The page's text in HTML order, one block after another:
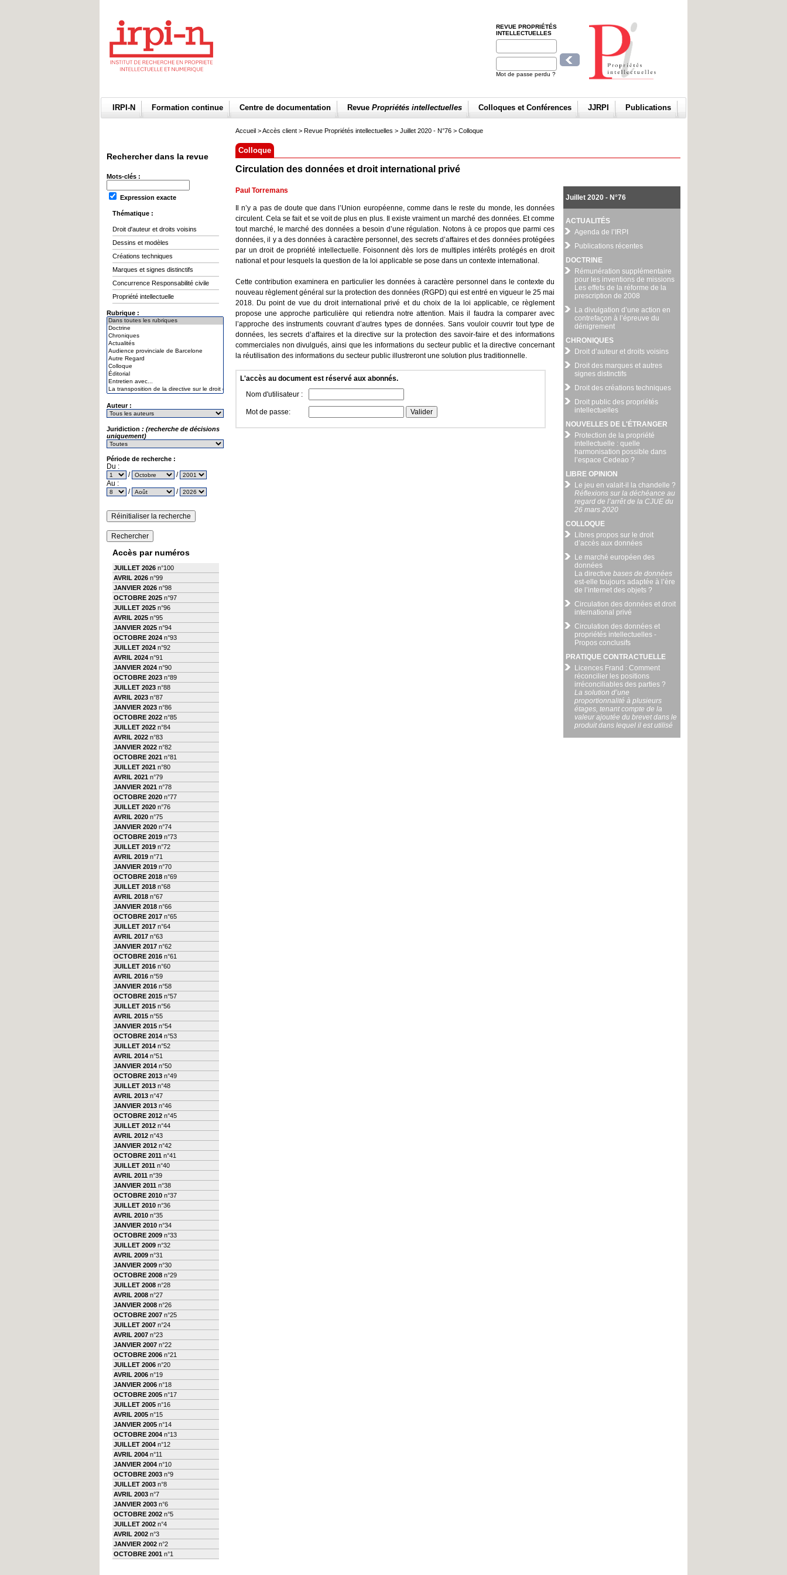
REVUE PROPRIÉTÉS
INTELLECTUELLES
Mot de passe perdu ?
IRPI-N Formation continue Centre de documentation Revue Propriétés intellectuelles Colloques et Conférences JJRPI Publications
Rechercher dans la revue
Mots-clés :
Expression exacte
Thématique :
Droit d'auteur et droits voisins
Dessins et modèles
Créations techniques
Marques et signes distinctifs
Concurrence Responsabilité civile
Propriété intellectuelle
Rubrique :
Auteur :
Juridiction : (recherche de décisions
uniquement)
Période de recherche :
Du :
/
/
Au :
/
/
Accès par numéros
JUILLET 2026 n°100
AVRIL 2026 n°99
JANVIER 2026 n°98
OCTOBRE 2025 n°97
JUILLET 2025 n°96
AVRIL 2025 n°95
JANVIER 2025 n°94
OCTOBRE 2024 n°93
JUILLET 2024 n°92
AVRIL 2024 n°91
JANVIER 2024 n°90
OCTOBRE 2023 n°89
JUILLET 2023 n°88
AVRIL 2023 n°87
JANVIER 2023 n°86
OCTOBRE 2022 n°85
JUILLET 2022 n°84
AVRIL 2022 n°83
JANVIER 2022 n°82
OCTOBRE 2021 n°81
JUILLET 2021 n°80
AVRIL 2021 n°79
JANVIER 2021 n°78
OCTOBRE 2020 n°77
JUILLET 2020 n°76
AVRIL 2020 n°75
JANVIER 2020 n°74
OCTOBRE 2019 n°73
JUILLET 2019 n°72
AVRIL 2019 n°71
JANVIER 2019 n°70
OCTOBRE 2018 n°69
JUILLET 2018 n°68
AVRIL 2018 n°67
JANVIER 2018 n°66
OCTOBRE 2017 n°65
JUILLET 2017 n°64
AVRIL 2017 n°63
JANVIER 2017 n°62
OCTOBRE 2016 n°61
JUILLET 2016 n°60
AVRIL 2016 n°59
JANVIER 2016 n°58
OCTOBRE 2015 n°57
JUILLET 2015 n°56
AVRIL 2015 n°55
JANVIER 2015 n°54
OCTOBRE 2014 n°53
JUILLET 2014 n°52
AVRIL 2014 n°51
JANVIER 2014 n°50
OCTOBRE 2013 n°49
JUILLET 2013 n°48
AVRIL 2013 n°47
JANVIER 2013 n°46
OCTOBRE 2012 n°45
JUILLET 2012 n°44
AVRIL 2012 n°43
JANVIER 2012 n°42
OCTOBRE 2011 n°41
JUILLET 2011 n°40
AVRIL 2011 n°39
JANVIER 2011 n°38
OCTOBRE 2010 n°37
JUILLET 2010 n°36
AVRIL 2010 n°35
JANVIER 2010 n°34
OCTOBRE 2009 n°33
JUILLET 2009 n°32
AVRIL 2009 n°31
JANVIER 2009 n°30
OCTOBRE 2008 n°29
JUILLET 2008 n°28
AVRIL 2008 n°27
JANVIER 2008 n°26
OCTOBRE 2007 n°25
JUILLET 2007 n°24
AVRIL 2007 n°23
JANVIER 2007 n°22
OCTOBRE 2006 n°21
JUILLET 2006 n°20
AVRIL 2006 n°19
JANVIER 2006 n°18
OCTOBRE 2005 n°17
JUILLET 2005 n°16
AVRIL 2005 n°15
JANVIER 2005 n°14
OCTOBRE 2004 n°13
JUILLET 2004 n°12
AVRIL 2004 n°11
JANVIER 2004 n°10
OCTOBRE 2003 n°9
JUILLET 2003 n°8
AVRIL 2003 n°7
JANVIER 2003 n°6
OCTOBRE 2002 n°5
JUILLET 2002 n°4
AVRIL 2002 n°3
JANVIER 2002 n°2
OCTOBRE 2001 n°1
Accueil >Accès client > Revue Propriétés intellectuelles > Juillet 2020 - N°76 > Colloque
Colloque
Circulation des données et droit international privé
Paul Torremans
Il n’y a pas de doute que dans l’Union européenne, comme dans le reste du monde, les données
circulent. Cela se fait et se voit de plus en plus. Il existe vraiment un marché des données. Et comme
tout marché, le marché des données a besoin d’une régulation. Notons à ce propos que parmi ces
données, il y a des données à caractère personnel, des secrets d’affaires et des données protégées
par un droit de propriété intellectuelle. Foisonnent dès lors de multiples intérêts protégés en droit
national et pour lesquels la question de la loi applicable se pose dans un contexte international.
Cette contribution examinera en particulier les données à caractère personnel dans le contexte du
nouveau règlement général sur la protection des données (RGPD) qui est entré en vigueur le 25 mai
2018. Du point de vue du droit international privé et du choix de la loi applicable, ce règlement
propose une approche particulière qui retiendra notre attention. Mais il faudra la comparer avec
l’approche des instruments couvrant d’autres types de données. Sans vouloir couvrir tout type de
données, les secrets d’affaires et la directive sur la protection des savoir-faire et des informations
commerciales non divulgués, ainsi que les informations du secteur public et la directive concernant
la réutilisation des informations du secteur public illustreront une solution plus traditionnelle.
L'accès au document est réservé aux abonnés.
Nom d'utilisateur :
Mot de passe:
Juillet 2020 - N°76
ACTUALITÉS
Agenda de l’IRPI
Publications récentes
DOCTRINE
Rémunération supplémentaire
pour les inventions de missions
Les effets de la réforme de la
prescription de 2008
La divulgation d’une action en
contrefaçon à l’épreuve du
dénigrement
CHRONIQUES
Droit d’auteur et droits voisins
Droit des marques et autres
signes distinctifs
Droit des créations techniques
Droit public des propriétés
intellectuelles
NOUVELLES DE L'ÉTRANGER
Protection de la propriété
intellectuelle : quelle
harmonisation possible dans
l’espace Cedeao ?
LIBRE OPINION
Le jeu en valait-il la chandelle ?
Réflexions sur la déchéance au
regard de l’arrêt de la CJUE du
26 mars 2020
COLLOQUE
Libres propos sur le droit
d’accès aux données
Le marché européen des
données
La directive bases de données
est-elle toujours adaptée à l’ère
de l’internet des objets ?
Circulation des données et droit
international privé
Circulation des données et
propriétés intellectuelles -
Propos conclusifs
PRATIQUE CONTRACTUELLE
Licences Frand : Comment
réconcilier les positions
irréconciliables des parties ?
La solution d’une
proportionnalité à plusieurs
étages, tenant compte de la
valeur ajoutée du brevet dans le
produit dans lequel il est utilisé